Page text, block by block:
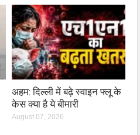
अहम: दिल्ली में बढ़े स्वाइन फ्लू के
केस क्या है ये बीमारी
August 07, 2026